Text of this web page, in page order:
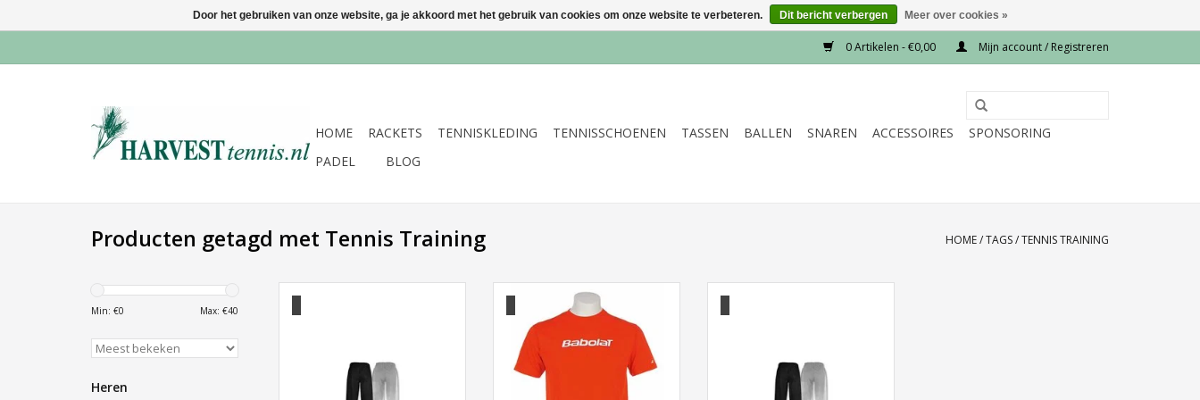
0 Artikelen - €0,00 Mijn account / Registreren
HOME RACKETS TENNISKLEDING TENNISSCHOENEN TASSEN BALLEN SNAREN ACCESSOIRES
SPONSORING
PADEL
BLOG
Producten getagd met Tennis Training HOME/TAGS/TENNIS TRAINING
Min: €0 Max: €40
Heren
Babolat Training Basic T-shirt
TOEVOEGEN AAN WINKELWAGEN
Door het gebruiken van onze website, ga je akkoord met het gebruik van cookies om onze website te verbeteren. Dit bericht verbergen Meer over cookies »